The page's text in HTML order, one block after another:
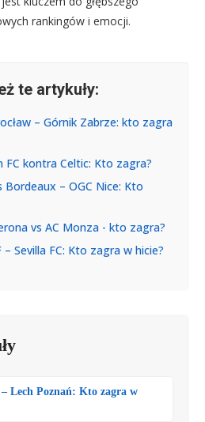
rankingów i emocji.
te artykuły:
– Górnik Zabrze: kto zagra
FC kontra Celtic: Kto zagra?
Bordeaux – OGC Nice: Kto
vs AC Monza - kto zagra?
– Sevilla FC: Kto zagra w hicie?
– Lech Poznań: Kto zagra w